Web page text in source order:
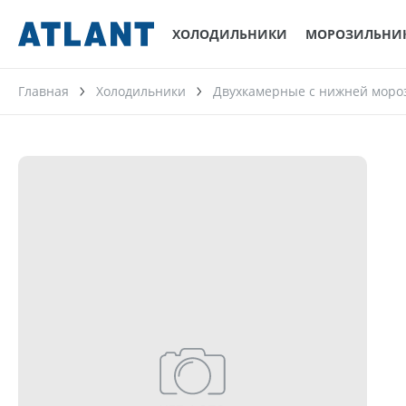
ХОЛОДИЛЬНИКИ
Главная Холодильники Двухкамерные с нижней